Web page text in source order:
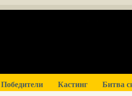
Победители Кастинг
Битва